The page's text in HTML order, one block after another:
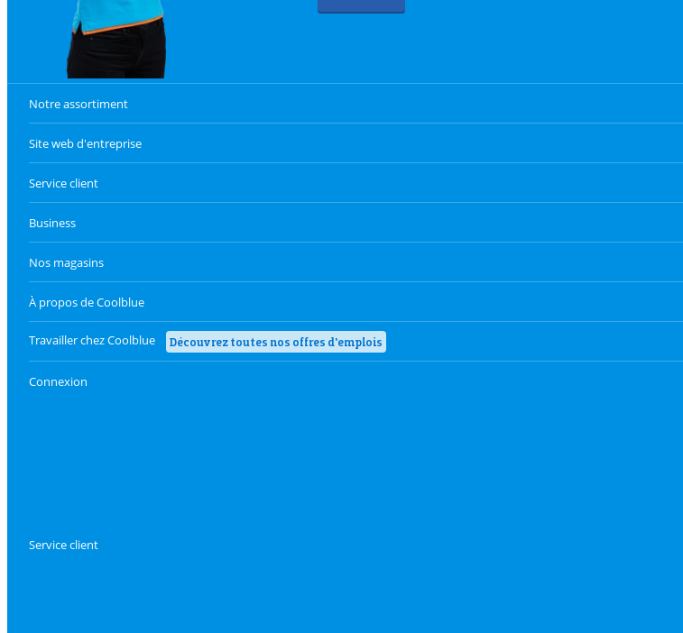
Notre assortiment
Site web d'entreprise
Service client
Business
Nos magasins
À propos de Coolblue
Travailler chez Coolblue Découvrez toutes nos offres d'emplois
Connexion
Service client